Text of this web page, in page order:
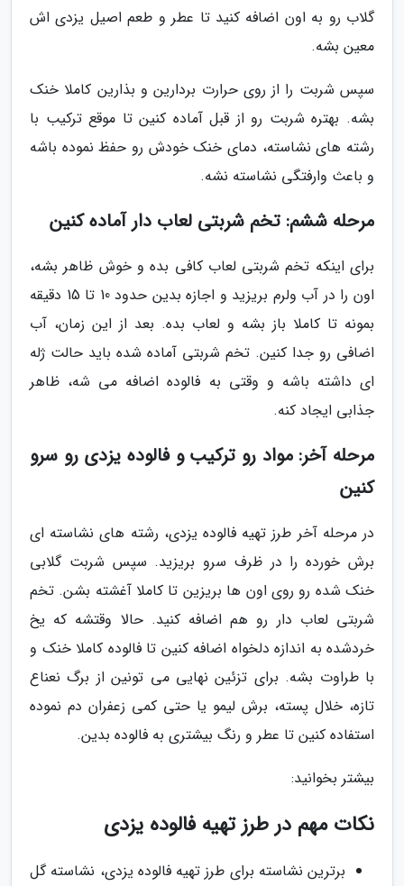
گلاب رو به اون اضافه کنید تا عطر و طعم اصیل یزدی اش
معین بشه.
سپس شربت را از روی حرارت بردارین و بذارین کاملا خنک
بشه. بهتره شربت رو از قبل آماده کنین تا موقع ترکیب با
رشته های نشاسته، دمای خنک خودش رو حفظ نموده باشه
و باعث وارفتگی نشاسته نشه.
مرحله ششم: تخم شربتی لعاب دار آماده کنین
برای اینکه تخم شربتی لعاب کافی بده و خوش ظاهر بشه،
اون را در آب ولرم بریزید و اجازه بدین حدود 10 تا 15 دقیقه
بمونه تا کاملا باز بشه و لعاب بده. بعد از این زمان، آب
اضافی رو جدا کنین. تخم شربتی آماده شده باید حالت ژله
ای داشته باشه و وقتی به فالوده اضافه می شه، ظاهر
جذابی ایجاد کنه.
مرحله آخر: مواد رو ترکیب و فالوده یزدی رو سرو
کنین
در مرحله آخر طرز تهیه فالوده یزدی، رشته های نشاسته ای
برش خورده را در ظرف سرو بریزید. سپس شربت گلابی
خنک شده رو روی اون ها بریزین تا کاملا آغشته بشن. تخم
شربتی لعاب دار رو هم اضافه کنید. حالا وقتشه که یخ
خردشده به اندازه دلخواه اضافه کنین تا فالوده کاملا خنک و
با طراوت بشه. برای تزئین نهایی می تونین از برگ نعناع
تازه، خلال پسته، برش لیمو یا حتی کمی زعفران دم نموده
استفاده کنین تا عطر و رنگ بیشتری به فالوده بدین.
بیشتر بخوانید:
نکات مهم در طرز تهیه فالوده یزدی
برترین نشاسته برای طرز تهیه فالوده یزدی، نشاسته گل